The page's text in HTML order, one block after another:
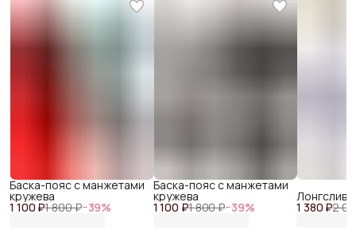
1 100 ₽1 800 ₽−39%
Баска-пояс с манжетами
кружева
1 100 ₽1 800 ₽−39%
Баска-пояс с манжетами
кружева
1 380 ₽2
Лонгслив